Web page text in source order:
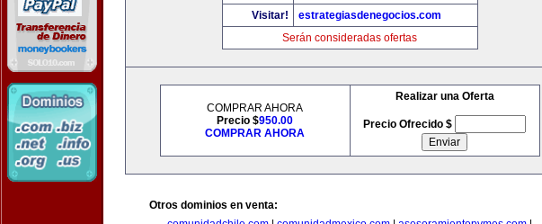
Visitar!
estrategiasdenegocios.com
Serán consideradas ofertas
COMPRAR AHORA
Precio $950.00
COMPRAR AHORA
Realizar una Oferta
Precio Ofrecido $
Otros dominios en venta: